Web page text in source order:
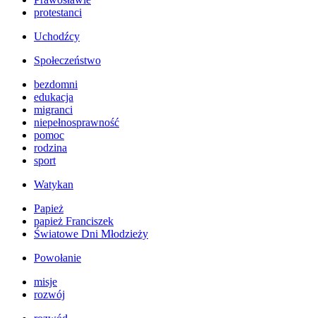
protestanci
Uchodźcy
Społeczeństwo
bezdomni
edukacja
migranci
niepełnosprawność
pomoc
rodzina
sport
Watykan
Papież
papież Franciszek
Światowe Dni Młodzieży
Powołanie
misje
rozwój